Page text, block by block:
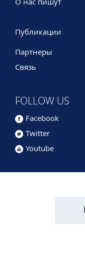
О нас пишут
Публикации
Партнеры
Связь
FOLLOW US
Facebook
Twitter
Youtube